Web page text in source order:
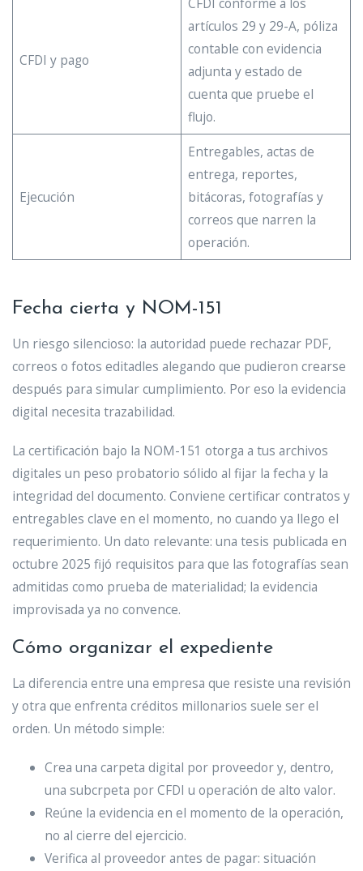
CFDI y pago
artículos 29 y 29-A, póliza
contable con evidencia
adjunta y estado de
cuenta que pruebe el
flujo.
Ejecución
Entregables, actas de
entrega, reportes,
bitácoras, fotografías y
correos que narren la
operación.
Fecha cierta y NOM-151
Un riesgo silencioso: la autoridad puede rechazar PDF,
correos o fotos editadles alegando que pudieron crearse
después para simular cumplimiento. Por eso la evidencia
digital necesita trazabilidad.
La certificación bajo la NOM-151 otorga a tus archivos
digitales un peso probatorio sólido al fijar la fecha y la
integridad del documento. Conviene certificar contratos y
entregables clave en el momento, no cuando ya llego el
requerimiento. Un dato relevante: una tesis publicada en
octubre 2025 fijó requisitos para que las fotografías sean
admitidas como prueba de materialidad; la evidencia
improvisada ya no convence.
Cómo organizar el expediente
La diferencia entre una empresa que resiste una revisión
y otra que enfrenta créditos millonarios suele ser el
orden. Un método simple:
Crea una carpeta digital por proveedor y, dentro,
una subcrpeta por CFDI u operación de alto valor.
Reúne la evidencia en el momento de la operación,
no al cierre del ejercicio.
Verifica al proveedor antes de pagar: situación